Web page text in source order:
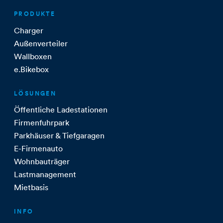
PRODUKTE
Charger
Außenverteiler
Wallboxen
e.Bikebox
LÖSUNGEN
Öffentliche Ladestationen
Firmenfuhrpark
Parkhäuser & Tiefgaragen
E-Firmenauto
Wohnbauträger
Lastmanagement
Mietbasis
INFO